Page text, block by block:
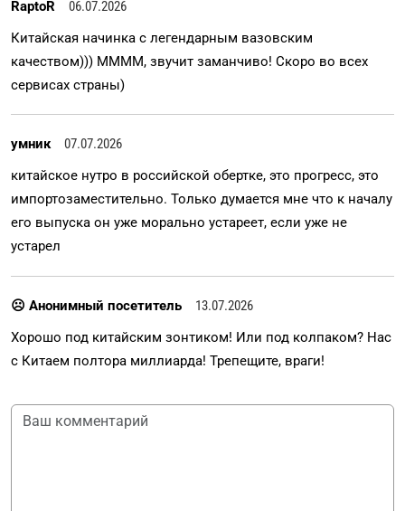
RaptoR
06.07.2026
Китайская начинка с легендарным вазовским
качеством))) ММММ, звучит заманчиво! Скоро во всех
сервисах страны)
умник
07.07.2026
китайское нутро в российской обертке, это прогресс, это
импортозаместительно. Только думается мне что к началу
его выпуска он уже морально устареет, если уже не
устарел
☹ Анонимный посетитель
13.07.2026
Хорошо под китайским зонтиком! Или под колпаком? Нас
с Китаем полтора миллиарда! Трепещите, враги!